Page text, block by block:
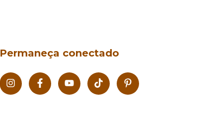
Permaneça conectado